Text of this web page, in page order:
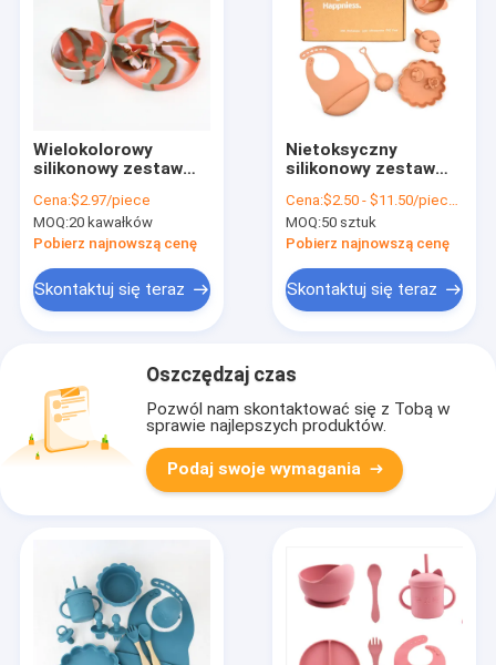
Wielokolorowy
silikonowy zestaw
talerz dla niemowląt
niemowlęta obiad dla
dzieci silikonowy
Cena:$2.97/piece
MOQ:20 kawałków
Pobierz najnowszą cenę
Skontaktuj się teraz
Nietoksyczny
silikonowy zestaw
silikonowy uchwyt dla
lalki silikonowy
zestaw bibu i talerza
Cena:$2.50 - $11.50/pieces
MOQ:50 sztuk
Pobierz najnowszą cenę
Skontaktuj się teraz
Oszczędzaj czas
Pozwól nam skontaktować się z Tobą w
sprawie najlepszych produktów.
Podaj swoje wymagania